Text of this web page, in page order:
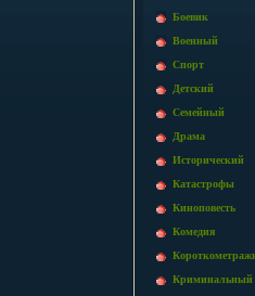
Боевик
Военный
Спорт
Детский
Семейный
Драма
Исторический
Катастрофы
Киноповесть
Комедия
Криминальный